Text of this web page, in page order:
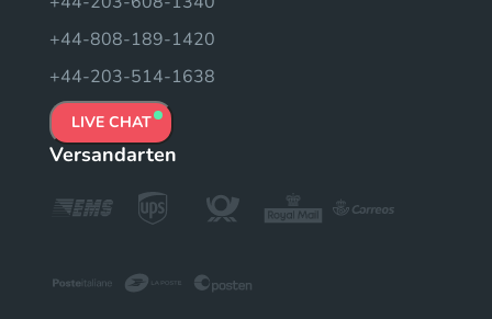
+44-808-189-1420
+44-203-514-1638
LIVE CHAT
Versandarten